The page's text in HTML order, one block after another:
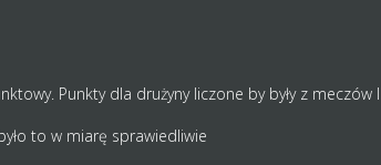
Punkty dla drużyny liczone by były z
to w miarę sprawiedliwie